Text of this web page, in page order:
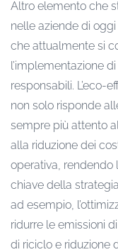
Altro elemento che
nelle aziende di
che attualmente si
l’implementazione
responsabili. L’eco-
non solo risponde
sempre più attento
alla riduzione dei
operativa, rendendo
chiave della
ad esempio,
ridurre le emissioni
di riciclo e riduzione